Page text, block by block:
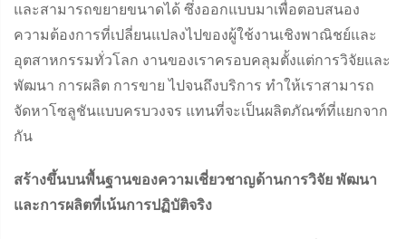
และสามารถขยายขนาดได้ ซึ่งออกแบบมาเพื่อตอบสนอง
ความต้องการที่เปลี่ยนแปลงไปของผู้ใช้งานเชิงพาณิชย์และ
อุตสาหกรรมทั่วโลก งานของเราครอบคลุมตั้งแต่การวิจัยและ
พัฒนา การผลิต การขาย ไปจนถึงบริการ ทำให้เราสามารถ
จัดหาโซลูชันแบบครบวงจร แทนที่จะเป็นผลิตภัณฑ์ที่แยกจาก
กัน
สร้างขึ้นบนพื้นฐานของความเชี่ยวชาญด้านการวิจัย พัฒนา
และการผลิตที่เน้นการปฏิบัติจริง